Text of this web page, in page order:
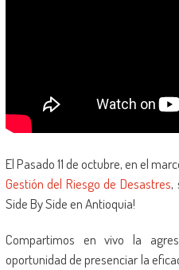
El Pasado 11 de octubre, en el
Gestión del Riesgo de Desastres,
Side By Side en Antioquia!
Compartimos en vivo la
oportunidad de presenciar la